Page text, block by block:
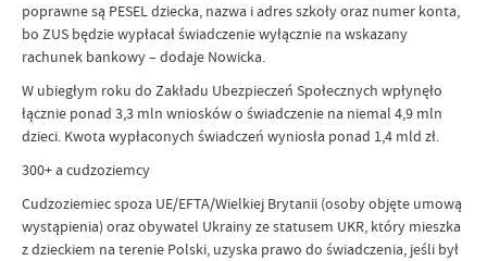
poprawne są PESEL dziecka, nazwa i adres szkoły oraz numer konta,
bo ZUS będzie wypłacał świadczenie wyłącznie na wskazany
rachunek bankowy – dodaje Nowicka.
W ubiegłym roku do Zakładu Ubezpieczeń Społecznych wpłynęło
łącznie ponad 3,3 mln wniosków o świadczenie na niemal 4,9 mln
dzieci. Kwota wypłaconych świadczeń wyniosła ponad 1,4 mld zł.
300+ a cudzoziemcy
Cudzoziemiec spoza UE/EFTA/Wielkiej Brytanii (osoby objęte umową
wystąpienia) oraz obywatel Ukrainy ze statusem UKR, który mieszka
z dzieckiem na terenie Polski, uzyska prawo do świadczenia, jeśli był